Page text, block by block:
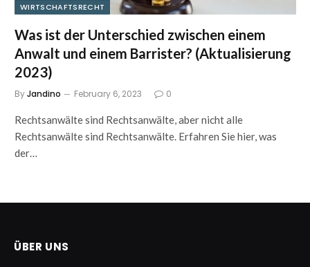
WIRTSCHAFTSRECHT
Was ist der Unterschied zwischen einem
Anwalt und einem Barrister? (Aktualisierung
2023)
ByJandino February 6, 2023 0
Rechtsanwälte sind Rechtsanwälte, aber nicht alle
Rechtsanwälte sind Rechtsanwälte. Erfahren Sie hier, was
der…
ÜBER UNS